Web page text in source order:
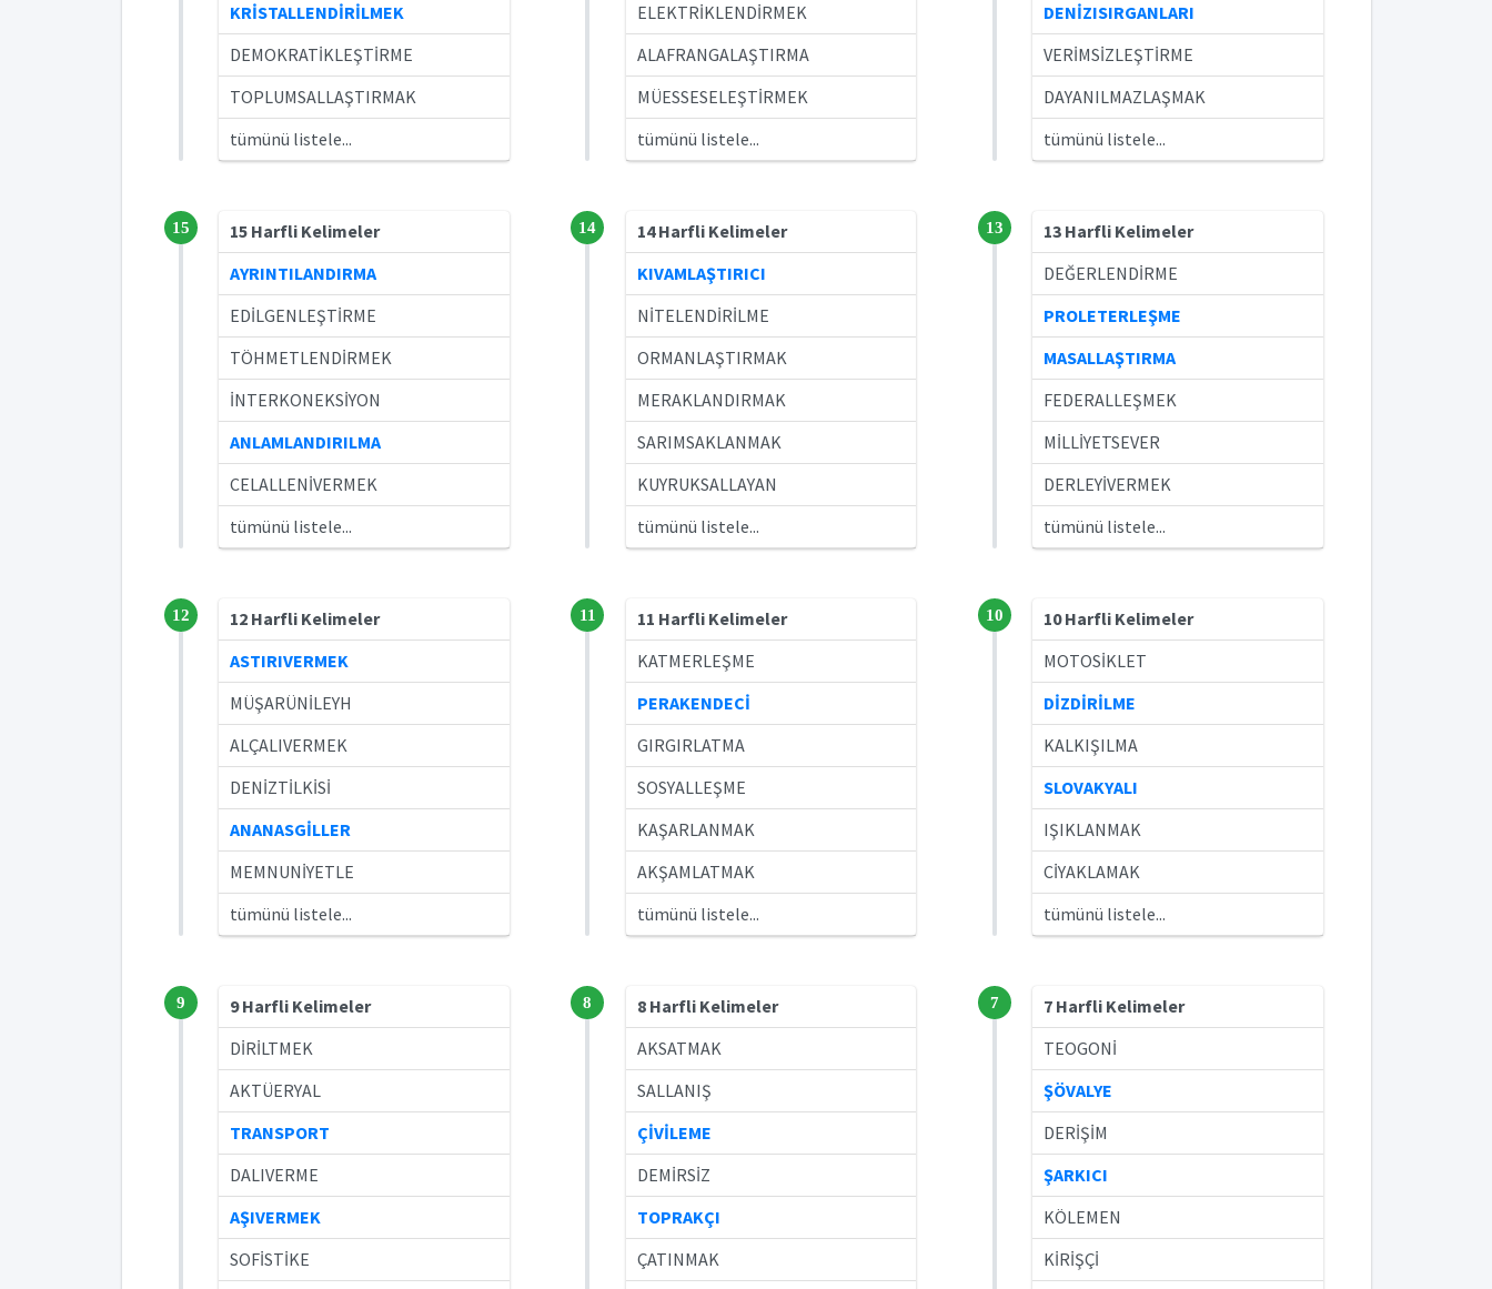
KRİSTALLENDİRİLMEK
DEMOKRATİKLEŞTİRME
TOPLUMSALLAŞTIRMAK
tümünü listele...
ELEKTRİKLENDİRMEK
ALAFRANGALAŞTIRMA
MÜESSESELEŞTİRMEK
tümünü listele...
DENİZISIRGANLARI
VERİMSİZLEŞTİRME
DAYANILMAZLAŞMAK
tümünü listele...
15
15 Harfli Kelimeler
AYRINTILANDIRMA
EDİLGENLEŞTİRME
TÖHMETLENDİRMEK
İNTERKONEKSİYON
ANLAMLANDIRILMA
CELALLENİVERMEK
tümünü listele...
14
14 Harfli Kelimeler
KIVAMLAŞTIRICI
NİTELENDİRİLME
ORMANLAŞTIRMAK
MERAKLANDIRMAK
SARIMSAKLANMAK
KUYRUKSALLAYAN
tümünü listele...
13
13 Harfli Kelimeler
DEĞERLENDİRME
PROLETERLEŞME
MASALLAŞTIRMA
FEDERALLEŞMEK
MİLLİYETSEVER
DERLEYİVERMEK
tümünü listele...
12
12 Harfli Kelimeler
ASTIRIVERMEK
MÜŞARÜNİLEYH
ALÇALIVERMEK
DENİZTİLKİSİ
ANANASGİLLER
MEMNUNİYETLE
tümünü listele...
11
11 Harfli Kelimeler
KATMERLEŞME
PERAKENDECİ
GIRGIRLATMA
SOSYALLEŞME
KAŞARLANMAK
AKŞAMLATMAK
tümünü listele...
10
10 Harfli Kelimeler
MOTOSİKLET
DİZDİRİLME
KALKIŞILMA
SLOVAKYALI
IŞIKLANMAK
CİYAKLAMAK
tümünü listele...
9
9 Harfli Kelimeler
DİRİLTMEK
AKTÜERYAL
TRANSPORT
DALIVERME
AŞIVERMEK
SOFİSTİKE
8
8 Harfli Kelimeler
AKSATMAK
SALLANIŞ
ÇİVİLEME
DEMİRSİZ
TOPRAKÇI
ÇATINMAK
7
7 Harfli Kelimeler
TEOGONİ
ŞÖVALYE
DERİŞİM
ŞARKICI
KÖLEMEN
KİRİŞÇİ